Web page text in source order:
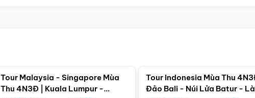
Tour Malaysia - Singapore Mùa
Thu 4N3Đ | Kuala Lumpur -
Tour Indonesia Mùa Thu
Đảo Bali - Núi Lửa Batur -